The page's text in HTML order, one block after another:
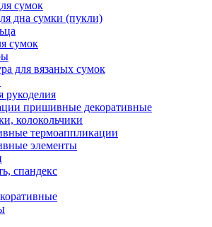
сумок
дна сумки (пукли)
сумок
для вязаных сумок
рукоделия
пришивные декоративные
колокольчики
термоаппликации
элементы
спандекс